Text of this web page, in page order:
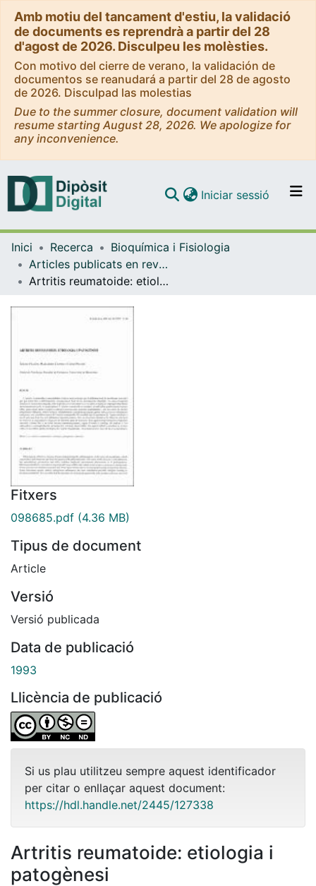
Amb motiu del tancament d'estiu, la validació
de documents es reprendrà a partir del 28
d'agost de 2026. Disculpeu les molèsties.
Con motivo del cierre de verano, la validación de
documentos se reanudará a partir del 28 de agosto
de 2026. Disculpad las molestias
Due to the summer closure, document validation will
resume starting August 28, 2026. We apologize for
any inconvenience.
Navega per tot el DD
Com publicar
Iniciar sessió (current)
Inici Recerca
Bioquímica i Fisiologia
Articles publicats en revistes (Bioquímica i Fisiologia)
Artritis reumatoide: etiologia i patogènesi
Fitxers
098685.pdf (4.36 MB)
Tipus de document
Article
Versió
Versió publicada
Data de publicació
1993
Llicència de publicació
Si us plau utilitzeu sempre aquest identificador
per citar o enllaçar aquest document:
https://hdl.handle.net/2445/127338
Artritis reumatoide: etiologia i
patogènesi